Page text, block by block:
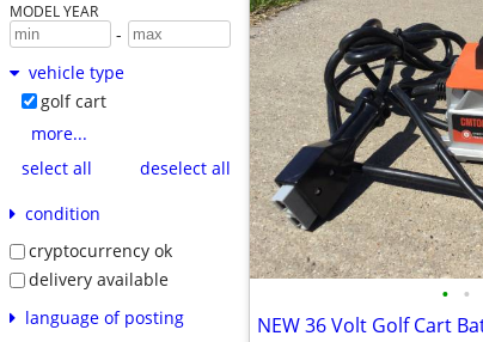
MODEL YEAR
-
vehicle type
golf cart
more...
select all
deselect all
condition
cryptocurrency ok
delivery available
language of posting
• •